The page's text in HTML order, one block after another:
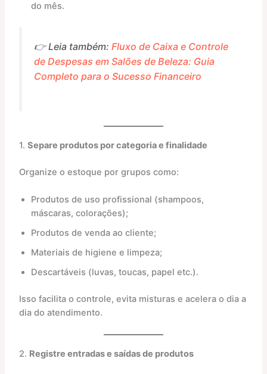
do mês.
👉 Leia também: Fluxo de Caixa e Controle
de Despesas em Salões de Beleza: Guia
Completo para o Sucesso Financeiro
1. Separe produtos por categoria e finalidade
Organize o estoque por grupos como:
Produtos de uso profissional (shampoos,
máscaras, colorações);
Produtos de venda ao cliente;
Materiais de higiene e limpeza;
Descartáveis (luvas, toucas, papel etc.).
Isso facilita o controle, evita misturas e acelera o dia a
dia do atendimento.
2. Registre entradas e saídas de produtos